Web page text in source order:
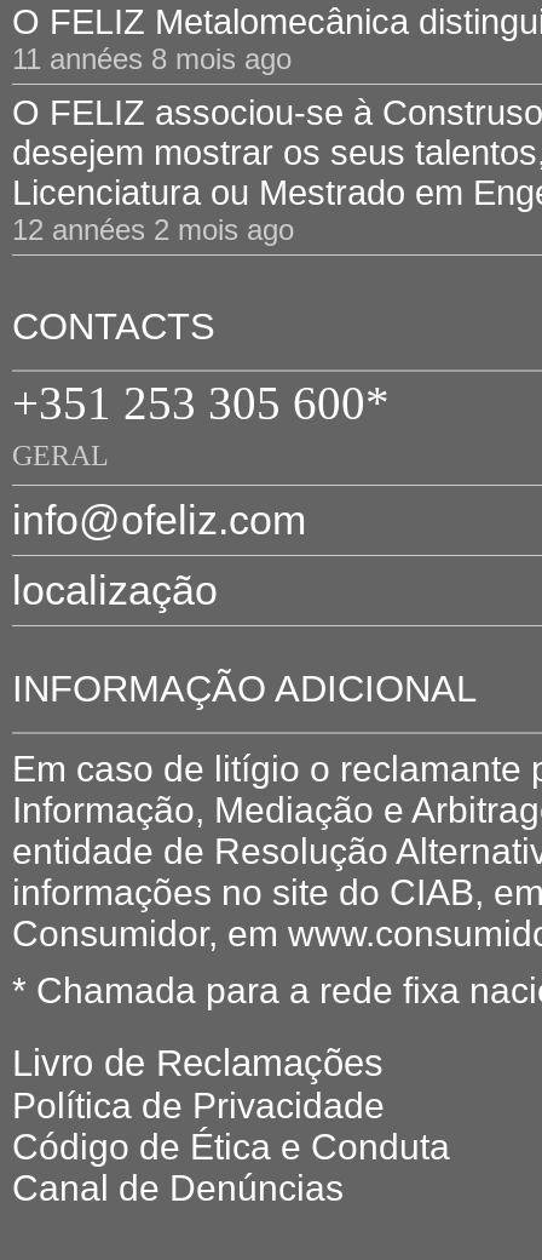
O FELIZ Metalomecânica
11 années 8 mois ago
O FELIZ associou-se à
desejem mostrar os seus
Licenciatura ou Mestrado em
12 années 2 mois ago
CONTACTS
+351 253 305 600*
GERAL
info@ofeliz.com
localização
INFORMAÇÃO ADICIONAL
Em caso de litígio o reclamante
Informação, Mediação e
entidade de Resolução
informações no site do CIAB,
Consumidor, em
* Chamada para a rede fixa
Livro de Reclamações
Política de Privacidade
Código de Ética e Conduta
Canal de Denúncias